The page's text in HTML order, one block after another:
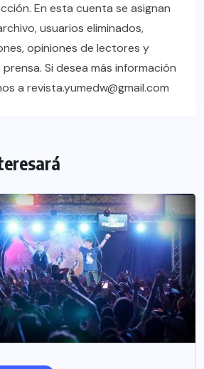
En esta cuenta se asignan
usuarios eliminados,
opiniones de lectores y
Si desea más información
a revista.yumedw@gmail.com